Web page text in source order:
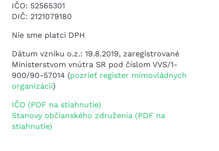
IČO: 52565301
DIČ: 2121079180
Nie sme platci DPH
Dátum vzniku o.z.: 19.8.2019, zaregistrované
Ministerstvom vnútra SR pod číslom VVS/1-
900/90-57014 (pozrieť register mimovládnych
organizácií)
IČO (PDF na stiahnutie)
Stanovy občianského združenia (PDF na
stiahnutie)